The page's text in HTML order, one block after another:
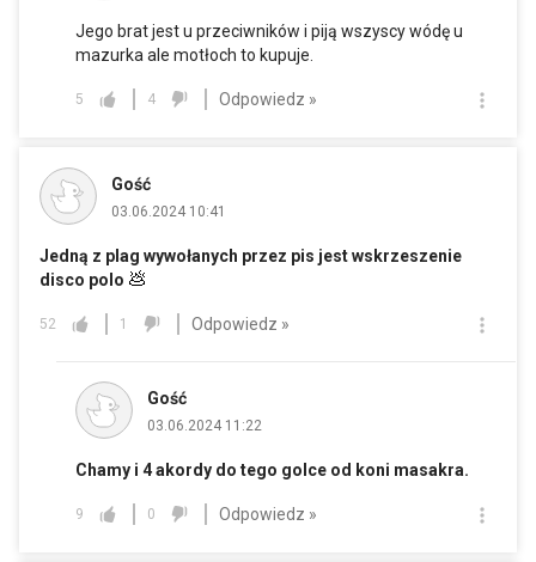
Jego brat jest u przeciwników i piją wszyscy wódę u
mazurka ale motłoch to kupuje.
5 4 Odpowiedz »
Gość
03.06.2024 10:41
Jedną z plag wywołanych przez pis jest wskrzeszenie
disco polo 💩
52 1 Odpowiedz »
Gość
03.06.2024 11:22
Chamy i 4 akordy do tego golce od koni masakra.
9 0 Odpowiedz »